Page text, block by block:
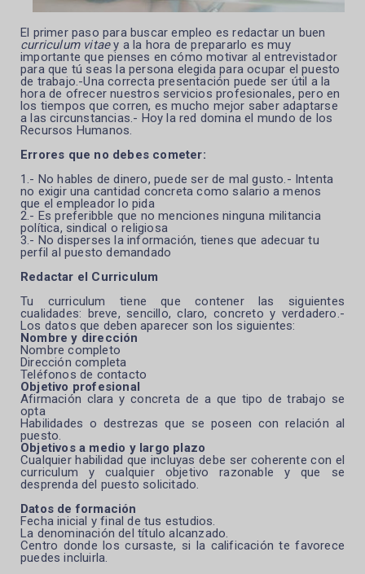
El primer paso para buscar empleo es redactar un buen
curriculum vitaey a la hora de prepararlo es muy
importante que pienses en cómo motivar al entrevistador
para que tú seas la persona elegida para ocupar el puesto
de trabajo.-Una correcta presentación puede ser útil a la
hora de ofrecer nuestros servicios profesionales, pero en
los tiempos que corren, es mucho mejor saber adaptarse
a las circunstancias.- Hoy la red domina el mundo de los
Recursos Humanos.
Errores que no debes cometer:
1.- No hables de dinero, puede ser de mal gusto.- Intenta
no exigir una cantidad concreta como salario a menos
que el empleador lo pida
2.- Es preferibble que no menciones ninguna militancia
política, sindical o religiosa
3.- No disperses la información, tienes que adecuar tu
perfil al puesto demandado
Redactar el Curriculum
Tu curriculum tiene que contener las siguientes
cualidades: breve, sencillo, claro, concreto y verdadero.-
Los datos que deben aparecer son los siguientes:
Nombre y dirección
Nombre completo
Dirección completa
Teléfonos de contacto
Objetivo profesional
Afirmación clara y concreta de a que tipo de trabajo se
opta
Habilidades o destrezas que se poseen con relación al
puesto.
Objetivos a medio y largo plazo
Cualquier habilidad que incluyas debe ser coherente con el
curriculum y cualquier objetivo razonable y que se
desprenda del puesto solicitado.
Datos de formación
Fecha inicial y final de tus estudios.
La denominación del título alcanzado.
Centro donde los cursaste, si la calificación te favorece
puedes incluirla.